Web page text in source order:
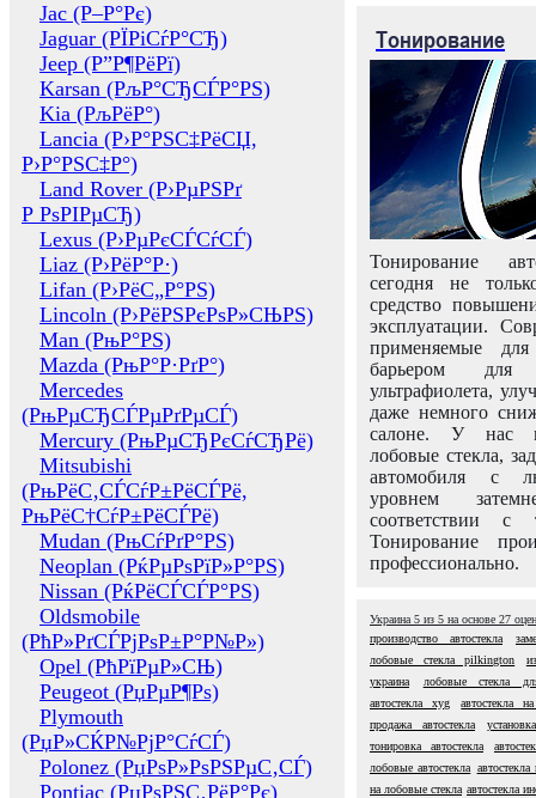
Jac (Р–Р°Рє)
Jaguar (РЇРіСѓР°СЂ)
Jeep (Р”Р¶РёРї)
Karsan (РљР°СЂСЃР°РЅ)
Kia (РљРёР°)
Lancia (Р›Р°РЅС‡РёСЏ,
Р›Р°РЅС‡Р°)
Land Rover (Р›РµРЅРґ
Р РѕРІРµСЂ)
Lexus (Р›РµРєСЃСѓСЃ)
Liaz (Р›РёР°Р·)
Lifan (Р›РёС„Р°РЅ)
Lincoln (Р›РёРЅРєРѕР»СЊРЅ)
Man (РњР°РЅ)
Mazda (РњР°Р·РґР°)
Mercedes
(РњРµСЂСЃРµРґРµСЃ)
Mercury (РњРµСЂРєСѓСЂРё)
Mitsubishi
(РњРёС‚СЃСѓР±РёСЃРё,
РњРёС†СѓР±РёСЃРё)
Mudan (РњСѓРґР°РЅ)
Neoplan (РќРµРѕРїР»Р°РЅ)
Nissan (РќРёСЃСЃР°РЅ)
Oldsmobile
(РћР»РґСЃРјРѕР±Р°Р№Р»)
Opel (РћРїРµР»СЊ)
Peugeot (РџРµР¶Рѕ)
Plymouth
(РџР»СЌР№РјР°СѓСЃ)
Polonez (РџРѕР»РѕРЅРµС‚СЃ)
Pontiac (РџРѕРЅС‚РёР°Рє)
Тонирование
Тонирование
сегодня не
средство
эксплуатации.
применяемые
барьером для
ультрафиолета,
даже немного
салоне. У нас
лобовые стекла,
автомобиля с
уровнем
соответствии с
Тонирование
профессионально.
Украина 5 из 5 на основе 27
производство автостекла
лобовые стекла pilkington
украина
лобовые стекла
автостекла xyg
автостекла
продажа автостекла
тонировка автостекла
лобовые автостекла
на лобовые стекла автостекла